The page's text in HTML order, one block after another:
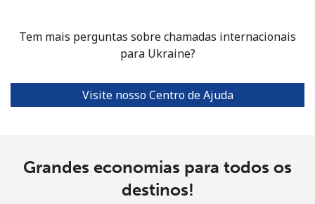
Tashkent ⁦R$0.66⁩
6 min por
⁦R$4⁩
-
Tem mais perguntas sobre chamadas internacionais
para Ukraine?
Visite nosso Centro de Ajuda
Grandes economias para todos os
destinos!